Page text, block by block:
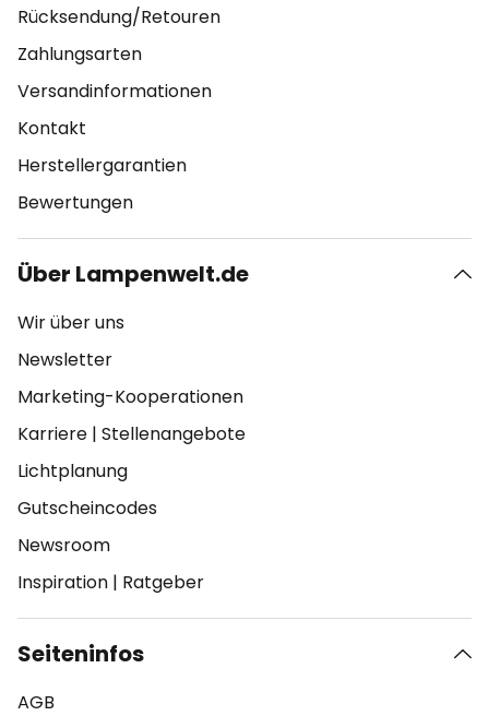
Rücksendung/Retouren
Zahlungsarten
Versandinformationen
Kontakt
Herstellergarantien
Bewertungen
Über Lampenwelt.de
Wir über uns
Newsletter
Marketing-Kooperationen
Karriere | Stellenangebote
Lichtplanung
Gutscheincodes
Newsroom
Inspiration | Ratgeber
Seiteninfos
AGB